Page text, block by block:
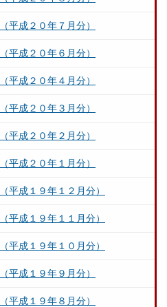
平成２０年７月分）
平成２０年６月分）
平成２０年４月分）
平成２０年３月分）
平成２０年２月分）
平成２０年１月分）
平成１９年１２月分）
平成１９年１１月分）
平成１９年１０月分）
平成１９年９月分）
平成１９年８月分）